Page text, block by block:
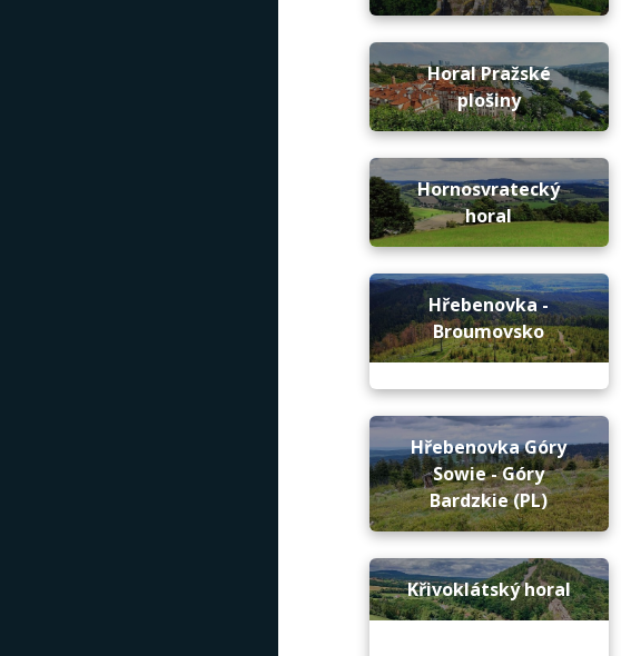
Horal Pražské
plošiny
Hornosvratecký
horal
Hřebenovka -
Broumovsko
Hřebenovka Góry
Sowie - Góry
Bardzkie (PL)
Křivoklátský horal